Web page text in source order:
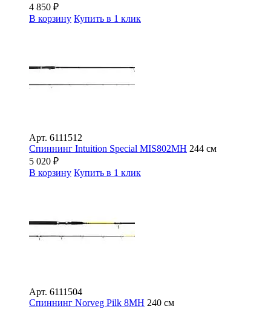
4 850 ₽
В корзину Купить в 1 клик
Арт. 6111512
Спиннинг Intuition Special MIS802MH 244 см
5 020 ₽
В корзину Купить в 1 клик
Арт. 6111504
Спиннинг Norveg Pilk 8MH 240 см